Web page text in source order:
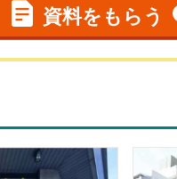
資料をもらう